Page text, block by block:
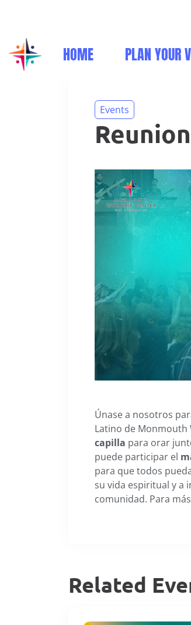
HOME PLAN YOUR
Events
Únase a nosotros
Latino de Monmouth
capilla para orar
puede participar el
para que todos
su vida espiritual y a
comunidad. Para
Related